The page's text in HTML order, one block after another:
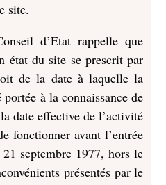
site.
d’Etat rappelle que
état du site se prescrit par
de la date à laquelle la
à la connaissance de
date effective de l’activité
fonctionner avant l’entrée
septembre 1977, hors le
présentés par le